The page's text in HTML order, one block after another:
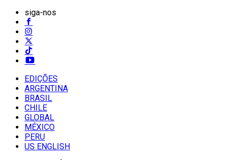
siga-nos
EDIÇÕES
ARGENTINA
BRASIL
CHILE
GLOBAL
MÉXICO
PERU
US ENGLISH